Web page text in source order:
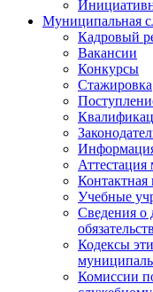
Муниципальная
Кадровый
Вакансии
Конкурсы
Стажировка
Учебные
Сведения о
Кодексы
Комиссии